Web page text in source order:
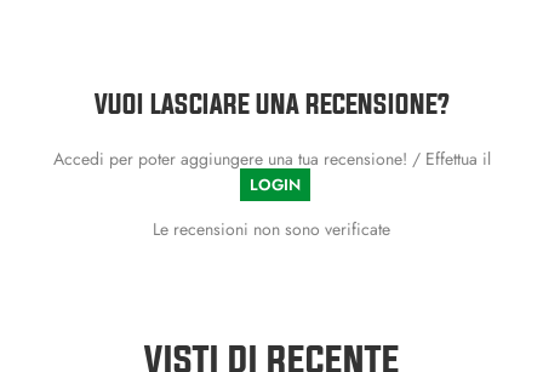
VUOI LASCIARE UNA RECENSIONE?
Accedi per poter aggiungere una tua recensione! / Effettua il
LOGIN
Le recensioni non sono verificate
VISTI DI RECENTE